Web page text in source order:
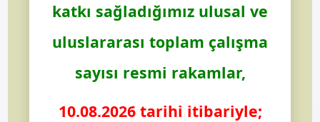
katkı sağladığımız ulusal ve
uluslararası toplam çalışma
sayısı resmi rakamlar,
10.08.2026 tarihi itibariyle;